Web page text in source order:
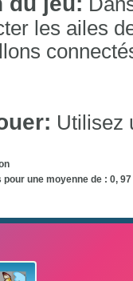
les ailes
Utilisez
pour une moyenne de : 0, 97